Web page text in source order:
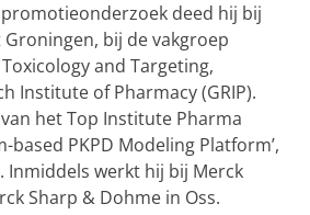
deed hij bij
bij de vakgroep
and Targeting,
Institute of Pharmacy (GRIP).
het Top Institute Pharma
based PKPD Modeling Platform’,
Inmiddels werkt hij bij Merck
Sharp & Dohme in Oss.